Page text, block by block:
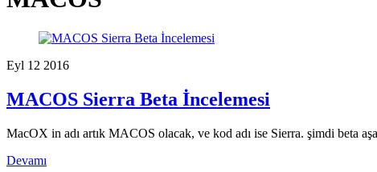
Eyl 12 2016
MACOS Sierra Beta İncelemesi
MacOX in adı artık MACOS olacak, ve kod adı ise Sierra. şimdi beta
Devamı